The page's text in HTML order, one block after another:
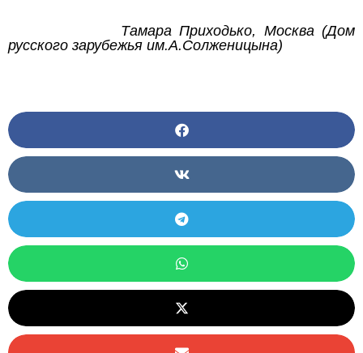
Тамара Приходько, Москва (Дом
русского зарубежья им.А.Солженицына)